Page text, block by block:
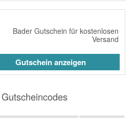
Bader Gutschein für kostenlosen
Versand
Gutschein anzeigen